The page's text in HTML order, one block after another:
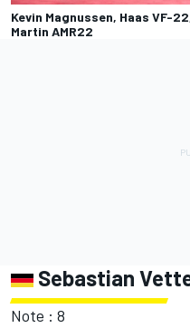
Kevin Magnussen, Haas VF-
Martin AMR22
Sebastian
Note : 8